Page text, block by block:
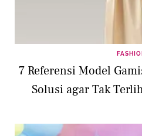
7 Referensi Model
Solusi agar Tak